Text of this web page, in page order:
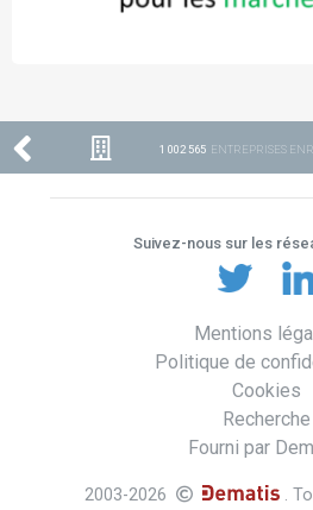
1 002 565 ENTREPRISES
Suivez-nous sur les
Mentions
Politique de
Cookies
Recherche
Fourni par
2003-2026 .